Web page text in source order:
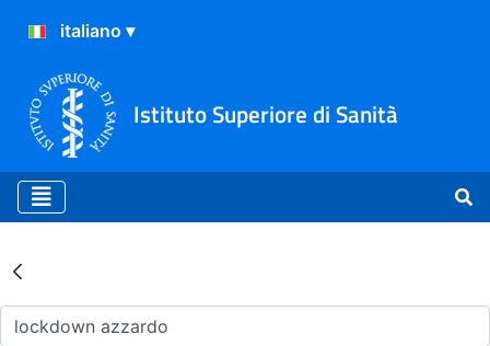
Istituto Superiore di Sanità
Risultati della Ricerca -